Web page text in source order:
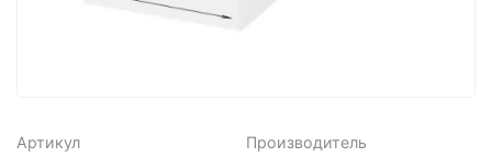
Артикул Производитель